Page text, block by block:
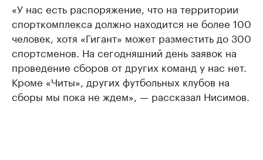
«У нас есть распоряжение, что на территории
спорткомплекса должно находится не более 100
человек, хотя «Гигант» может разместить до 300
спортсменов. На сегодняшний день заявок на
проведение сборов от других команд у нас нет.
Кроме «Читы», других футбольных клубов на
сборы мы пока не ждем», — рассказал Нисимов.